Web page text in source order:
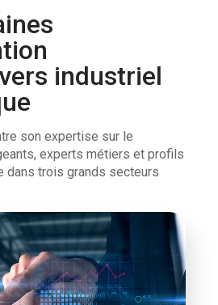
industriel
son expertise sur le
experts métiers et profils
dans trois grands secteurs